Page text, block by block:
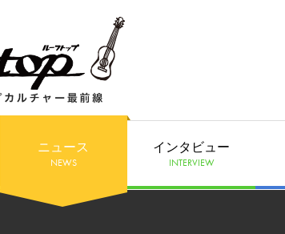
ニュース
NEWS
インタビュー
INTERVIEW